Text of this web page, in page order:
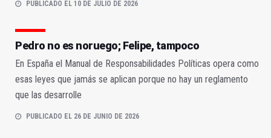
PUBLICADO EL 10 DE JULIO DE 2026
Pedro no es noruego; Felipe, tampoco
En España el Manual de Responsabilidades Políticas opera como
esas leyes que jamás se aplican porque no hay un reglamento
que las desarrolle
PUBLICADO EL 26 DE JUNIO DE 2026